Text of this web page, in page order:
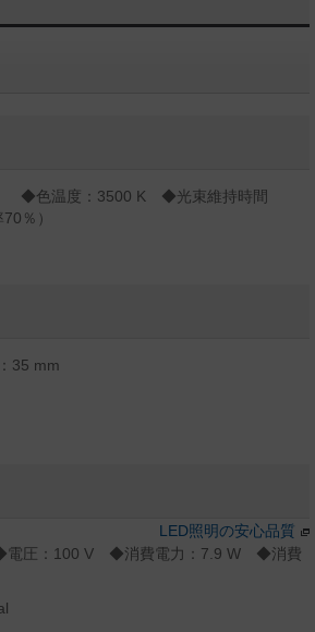
◆色温度：3500 K ◆光束維持時間
％）
35 mm
LED照明の安心品質
圧：100 V ◆消費電力：7.9 W ◆消費